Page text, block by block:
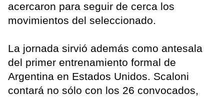
acercaron para seguir de cerca los
movimientos del seleccionado.
La jornada sirvió además como antesala
del primer entrenamiento formal de
Argentina en Estados Unidos. Scaloni
contará no sólo con los 26 convocados,